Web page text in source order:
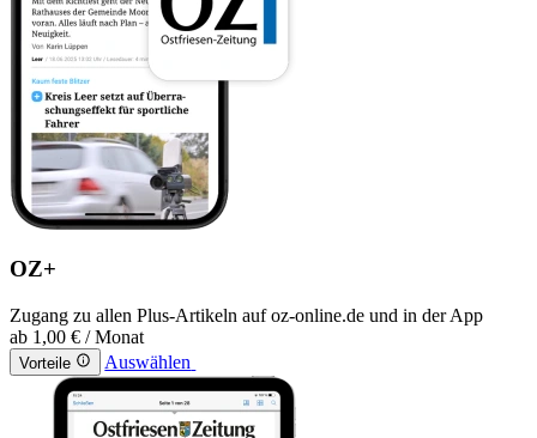
OZ+
Zugang zu allen Plus-Artikeln auf oz-online.de und in der App
ab 1,00 € / Monat
Vorteile Auswählen